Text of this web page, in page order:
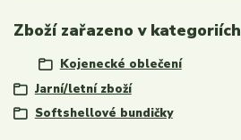
Zboží zařazeno v kategoriích
Kojenecké oblečení
Jarní/letní zboží
Softshellové bundičky